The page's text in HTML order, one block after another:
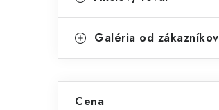
Galéria od zákazníkov
Cena